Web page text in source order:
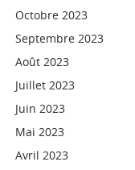
Octobre 2023
Septembre 2023
Août 2023
Juillet 2023
Juin 2023
Mai 2023
Avril 2023